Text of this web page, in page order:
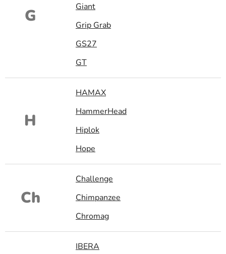
G
Giant
Grip Grab
GS27
GT
H
HAMAX
HammerHead
Hiplok
Hope
Ch
Challenge
Chimpanzee
Chromag
IBERA